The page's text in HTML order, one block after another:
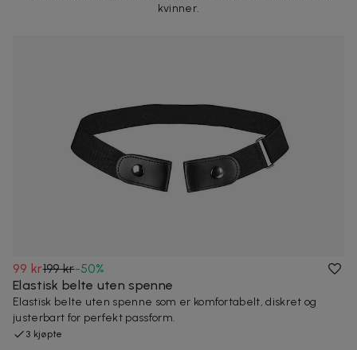
kvinner.
99 kr199 kr-50%
Elastisk belte uten spenne
Elastisk belte uten spenne som er komfortabelt, diskret og
justerbart for perfekt passform.
3 kjøpte